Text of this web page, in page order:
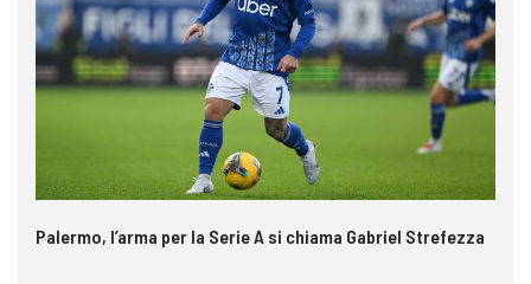
Palermo, l’arma per la Serie A si chiama Gabriel Strefezza